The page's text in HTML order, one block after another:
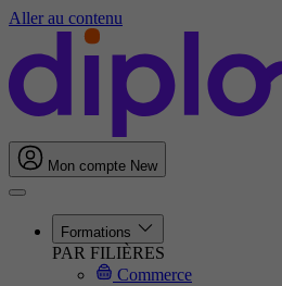
Aller au contenu
Mon compte New
Formations
PAR FILIÈRES
Commerce